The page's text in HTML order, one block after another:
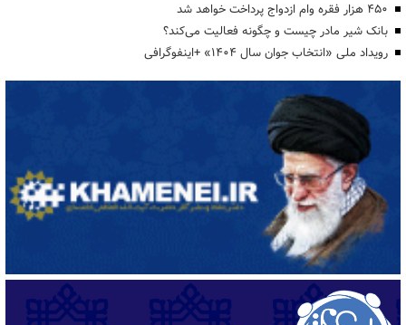
۴۵۰ هزار فقره وام ازدواج پرداخت خواهد شد
بانک شیر مادر چیست و چگونه فعالیت می‌کند؟
رویداد ملی «انتخاب جوان سال ۱۴۰۴» +اینفوگرافی